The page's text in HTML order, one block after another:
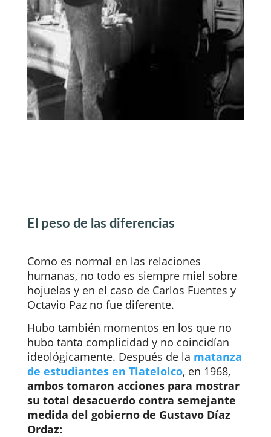
El peso de las diferencias
Como es normal en las relaciones
humanas, no todo es siempre miel sobre
hojuelas y en el caso de Carlos Fuentes y
Octavio Pazno fue diferente.
Hubo también momentos en los que no
hubo tanta complicidad y no coincidían
ideológicamente. Después de la matanza
de estudiantes en Tlatelolco, en 1968,
ambos tomaron acciones para mostrar
su total desacuerdo contra semejante
medida del gobierno de Gustavo Díaz
Ordaz: